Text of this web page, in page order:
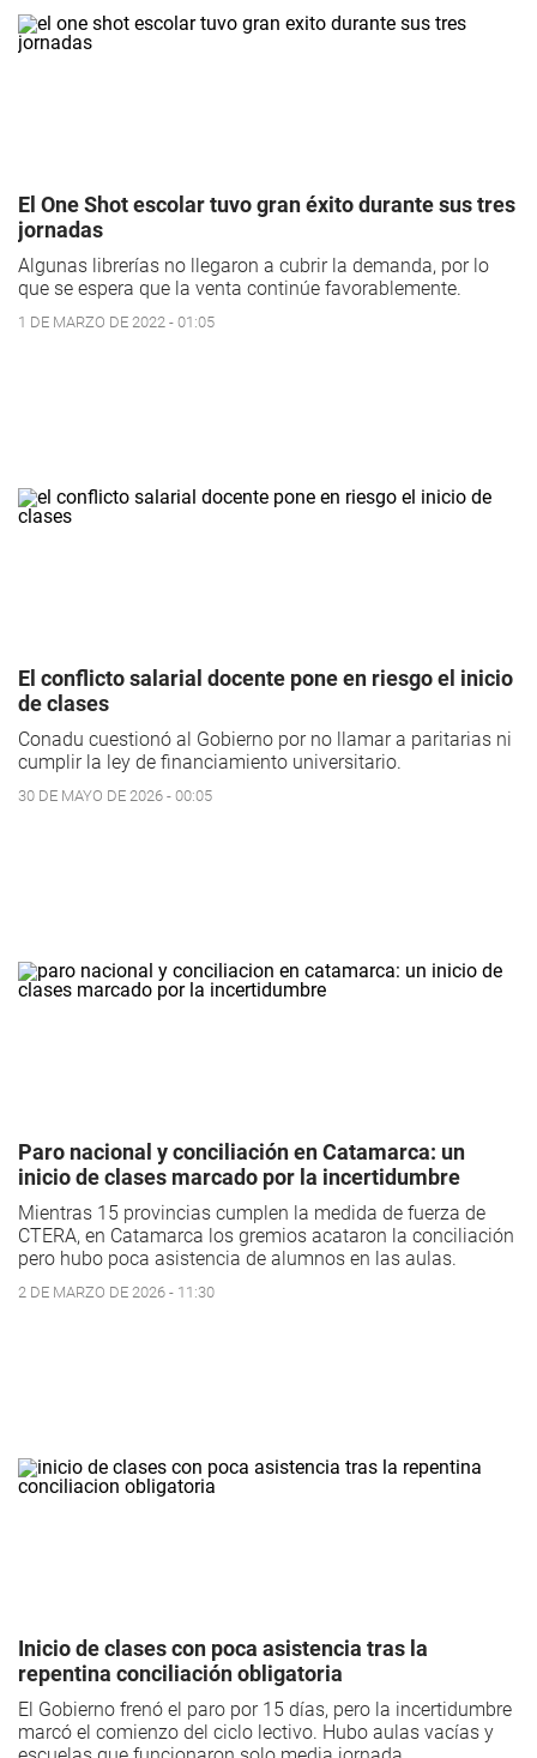
El One Shot escolar tuvo gran éxito durante sus tres
jornadas
Algunas librerías no llegaron a cubrir la demanda, por lo
que se espera que la venta continúe favorablemente.
1 DE MARZO DE 2022 - 01:05
El conflicto salarial docente pone en riesgo el inicio
de clases
Conadu cuestionó al Gobierno por no llamar a paritarias ni
cumplir la ley de financiamiento universitario.
30 DE MAYO DE 2026 - 00:05
Paro nacional y conciliación en Catamarca: un
inicio de clases marcado por la incertidumbre
Mientras 15 provincias cumplen la medida de fuerza de
CTERA, en Catamarca los gremios acataron la conciliación
pero hubo poca asistencia de alumnos en las aulas.
2 DE MARZO DE 2026 - 11:30
Inicio de clases con poca asistencia tras la
repentina conciliación obligatoria
El Gobierno frenó el paro por 15 días, pero la incertidumbre
marcó el comienzo del ciclo lectivo. Hubo aulas vacías y